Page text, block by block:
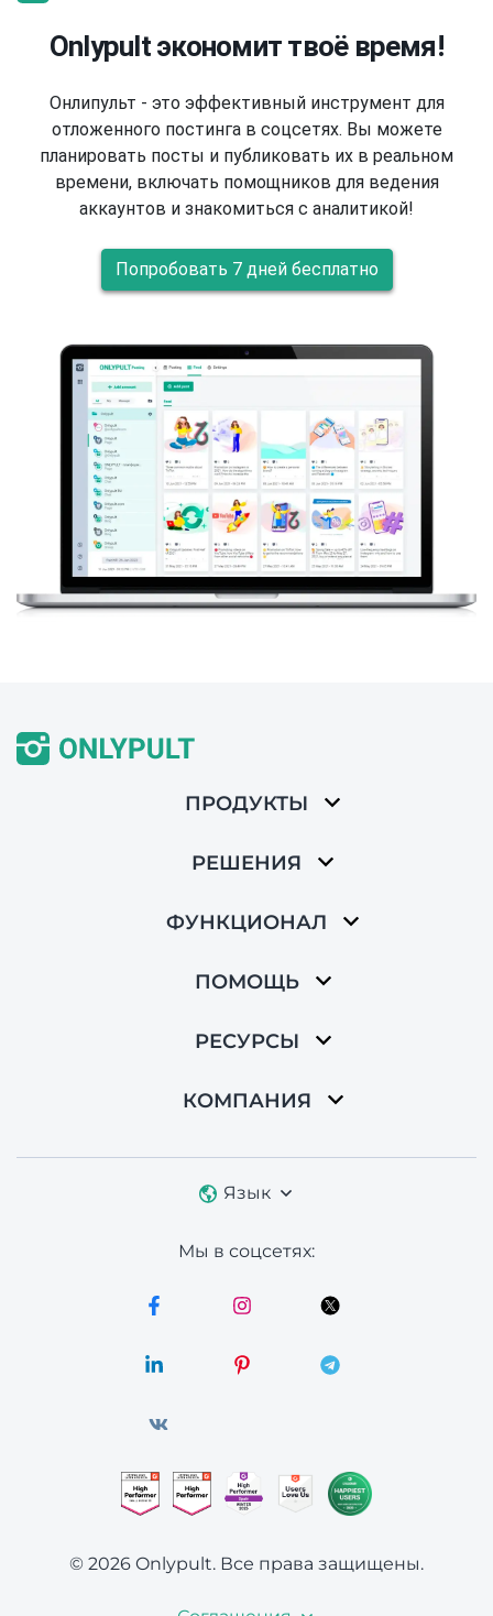
Onlypult экономит твоё время!
Онлипульт - это эффективный инструмент для
отложенного постинга в соцсетях. Вы можете
планировать посты и публиковать их в реальном
времени, включать помощников для ведения
аккаунтов и знакомиться с аналитикой!
Попробовать 7 дней бесплатно
ПРОДУКТЫ
РЕШЕНИЯ
ФУНКЦИОНАЛ
ПОМОЩЬ
РЕСУРСЫ
КОМПАНИЯ
Язык
Мы в соцсетях:
© 2026 Onlypult. Все права защищены.